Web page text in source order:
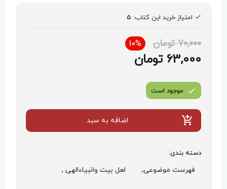
امتیاز خرید این کتاب: 5
70,000 تومان 10%
63,000 تومان
موجود است
اضافه به سبد
دسته بندی:
فهرست موضوعی, اهل بیت وانبیاءالهی ,